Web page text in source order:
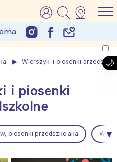
imprezy rodzinne
Wierszyki i piosenki
i piosenki
piosenki przedszkolaka